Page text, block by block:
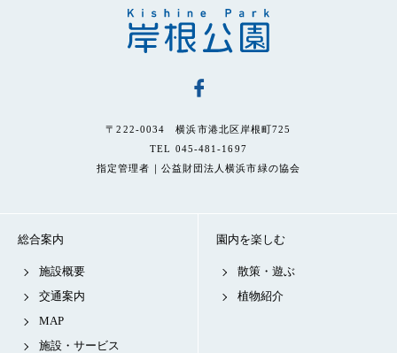
〒222-0034 横浜市港北区岸根町725
TEL 045-481-1697
指定管理者｜公益財団法人横浜市緑の協会
総合案内
施設概要
交通案内
MAP
施設・サービス
園内を楽しむ
散策・遊ぶ
植物紹介